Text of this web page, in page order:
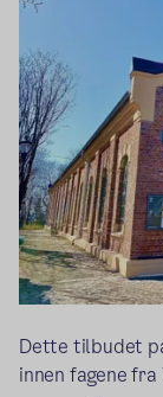
Dette tilbudet
innen fagene fra